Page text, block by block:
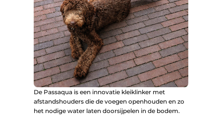
De Passaqua is een innovatie kleiklinker met
afstandshouders die de voegen openhouden en zo
het nodige water laten doorsijpelen in de bodem.